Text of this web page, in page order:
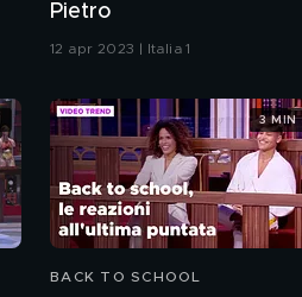
Pietro
12 apr 2023 | Italia 1
BACK TO SCHOOL
3 MIN